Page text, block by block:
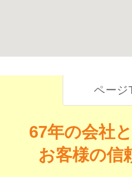
ページ
67年の会社
お客様の信